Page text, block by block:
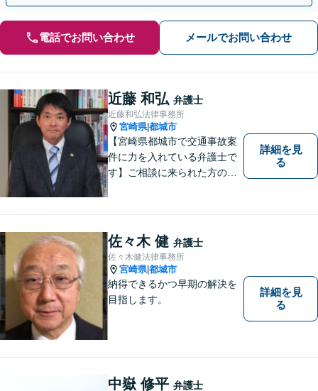
電話でお問い合わせ メールでお問い合わせ
近藤 和弘 弁護士
近藤和弘法律事務所
宮崎県|都城市
【宮崎県都城市で交通事故案
件に力を入れている弁護士で
す】ご相談に来られた方の話
引き受けした案件について
は，依頼者が希望されるベス
トな解決に至るよう最善を尽
くします。お気軽にご相談く
ださい。
詳細を見
る
佐々木 健 弁護士
佐々木健法律事務所
宮崎県|都城市
納得できるかつ早期の解決を
目指します。
詳細を見
る
中嶽 修平 弁護士